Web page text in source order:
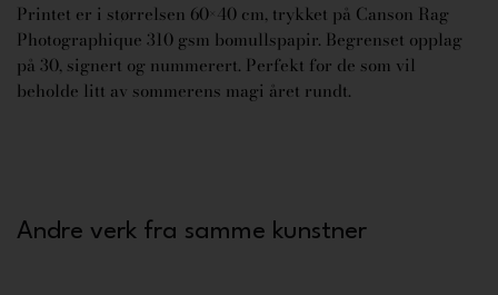
Printet er i størrelsen 60×40 cm, trykket på Canson Rag
Photographique 310 gsm bomullspapir. Begrenset opplag
på 30, signert og nummerert. Perfekt for de som vil
beholde litt av sommerens magi året rundt.
Andre verk fra samme kunstner